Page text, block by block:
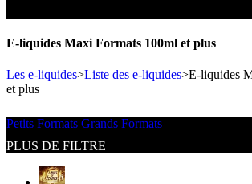
-
Boxs
Smok, Innokin, Joyetech ...
L’AVIS DES MÉDECINS
LA PRESSE EN PARLE
Reportage Vox Pop ARTE
Interview France Bleu Genericlop
E-liquides Maxi Formats 100ml et plus
Les e-liquides>Liste des e-liquides>E-liquides
et plus
Petits Formats Grands Formats
PLUS DE FILTRE